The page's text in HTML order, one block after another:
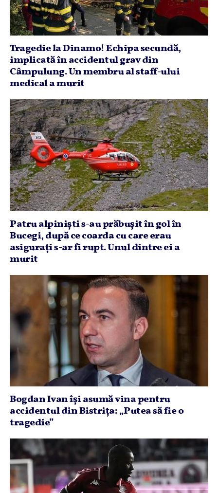
Tragedie la Dinamo! Echipa secundă,
implicată în accidentul grav din
Câmpulung. Un membru al staff-ului
medical a murit
Patru alpinişti s-au prăbuşit în gol în
Bucegi, după ce coarda cu care erau
asiguraţi s-ar fi rupt. Unul dintre ei a
murit
Bogdan Ivan îşi asumă vina pentru
accidentul din Bistriţa: „Putea să fie o
tragedie”